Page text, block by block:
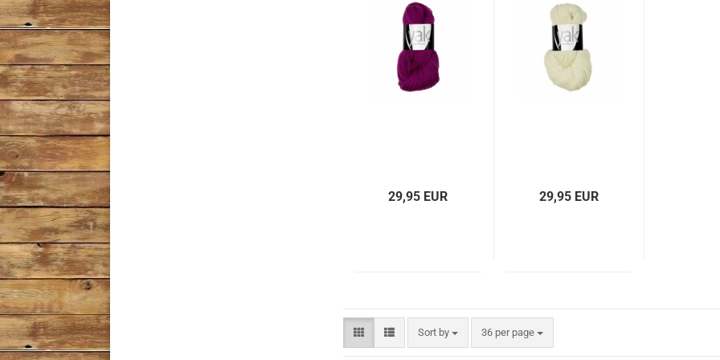
29,95 EUR 29,95 EUR
Sort by
Sort by 36 per page
per page